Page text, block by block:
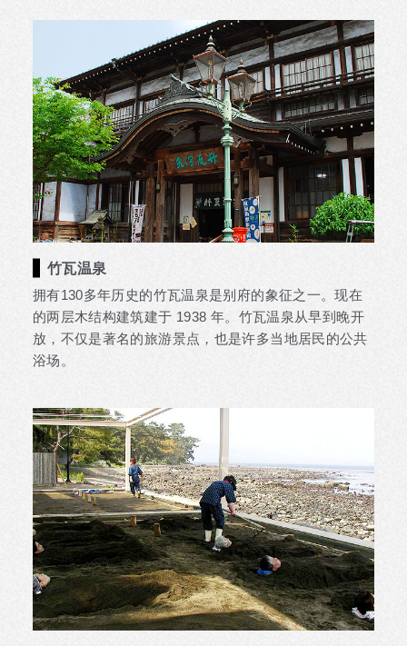
竹瓦温泉
拥有130多年历史的竹瓦温泉是别府的象征之一。现在
的两层木结构建筑建于 1938 年。竹瓦温泉从早到晚开
放，不仅是著名的旅游景点，也是许多当地居民的公共
浴场。